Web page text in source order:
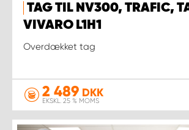
TAG TIL NV300, TRAFIC,
VIVARO L1H1
Overdækket tag
2 489 DKK
EKSKL. 25 % MOMS